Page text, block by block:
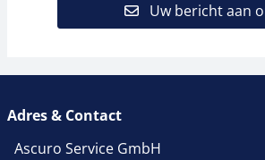
Uw bericht aan
Adres & Contact
Ascuro Service GmbH